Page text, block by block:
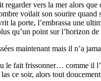
vers la mer alors que
voilait son sourire quand
la porte, l’embrassa une
qu’un point sur l’horizon de
maintenant mais il n’a
le fait frissonner… comme il
ce soir, alors tout